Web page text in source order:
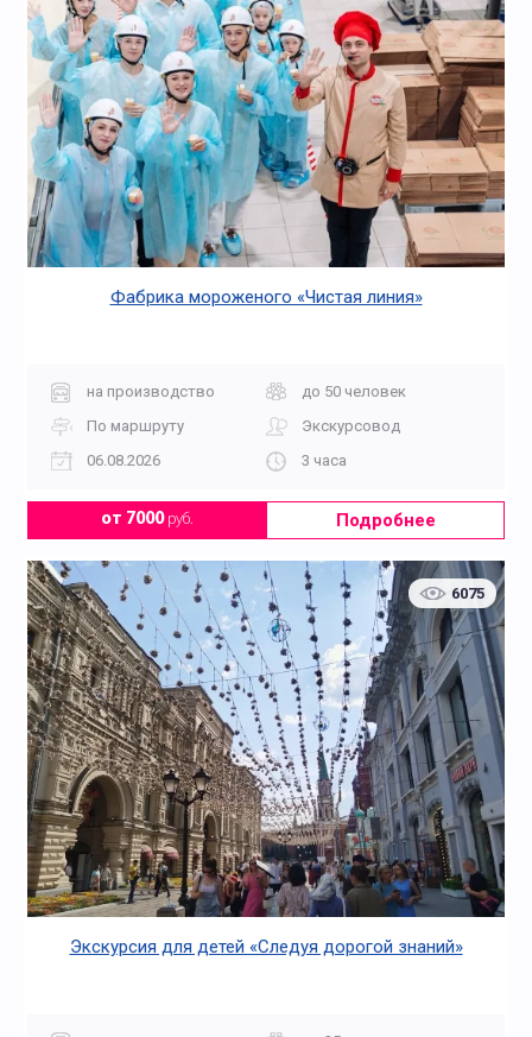
Фабрика мороженого «Чистая линия»
на производство
до 50 человек
По маршруту
Экскурсовод
06.08.2026
3 часа
от 7000руб. Подробнее
6075
Экскурсия для детей «Следуя дорогой знаний»